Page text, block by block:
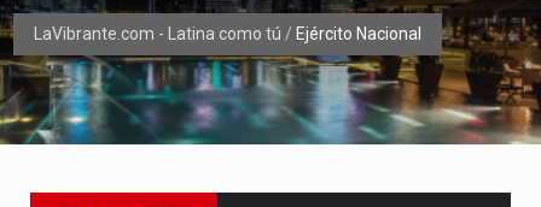
LaVibrante.com - Latina como tú / Ejército Nacional